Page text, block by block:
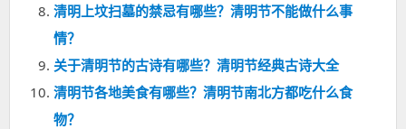
清明上坟扫墓的禁忌有哪些？清明节不能做什么事
情？
关于清明节的古诗有哪些？清明节经典古诗大全
清明节各地美食有哪些？清明节南北方都吃什么食
物？